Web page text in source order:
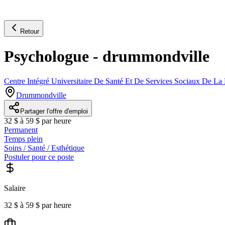
Retour
Psychologue - drummondville
Centre Intégré Universitaire De Santé Et De Services Sociaux De
Drummondville
Partager l'offre d'emploi
32 $ à 59 $ par heure
Permanent
Temps plein
Soins / Santé / Esthétique
Postuler pour ce poste
Salaire
32 $ à 59 $ par heure